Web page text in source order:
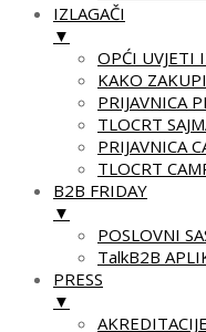
IZLAGAČI
▼
OPĆI UVJETI
KAKO
PRIJAVNICA
TLOCRT
PRIJAVNICA
TLOCRT
B2B FRIDAY
▼
POSLOVNI
TalkB2B
PRESS
▼
AKREDITACIJE